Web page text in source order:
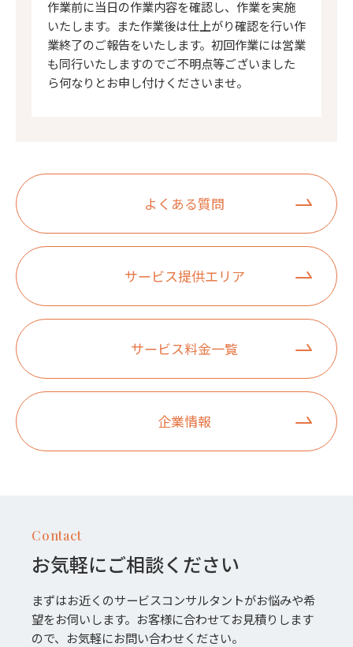
作業前に当日の作業内容を確認し、作業を実施
いたします。また作業後は仕上がり確認を行い作
業終了のご報告をいたします。初回作業には営業
も同行いたしますのでご不明点等ございました
ら何なりとお申し付けくださいませ。
よくある質問
サービス提供エリア
サービス料金一覧
企業情報
Contact
お気軽にご相談ください
まずはお近くのサービスコンサルタントがお悩みや希
望をお伺いします。お客様に合わせてお見積りします
ので、お気軽にお問い合わせください。